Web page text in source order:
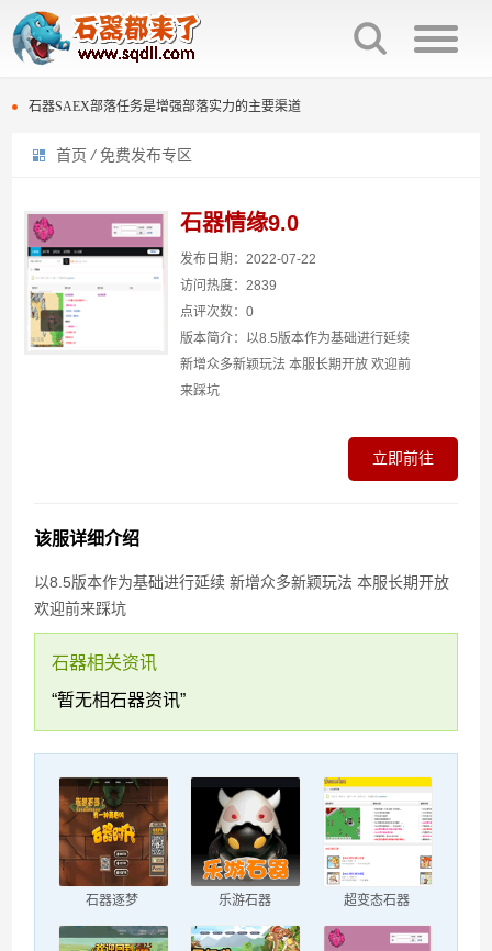
石器时代种族互克机制介绍
石器SAEX部落任务是增强部落实力的主要渠道
百战石器宠物交易回炉次数保留。
石器时代复刻版多套配点“灵活变通”
石器时代光环宠物排名效果
石器时代300分换普金图腾还是熬金神？
石器时代种族互克机制介绍
百战石器宠物交易回炉次数保留。
石器时代庄园族战击杀榜规则与奖励
石器时代复刻版多套配点“灵活变通”
石器时代光环宠物排名效果
首页 / 免费发布专区
石器情缘9.0
发布日期：2022-07-22
访问热度：2839
点评次数：0
版本简介：以8.5版本作为基础进行延续
新增众多新颖玩法 本服长期开放 欢迎前
来踩坑
立即前往
该服详细介绍
以8.5版本作为基础进行延续 新增众多新颖玩法 本服长期开放
欢迎前来踩坑
石器相关资讯
“暂无相石器资讯”
石器逐梦 乐游石器 超变态石器